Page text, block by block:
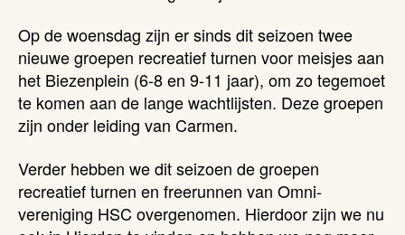
Op de woensdag zijn er sinds dit seizoen twee
nieuwe groepen recreatief turnen voor meisjes aan
het Biezenplein (6-8 en 9-11 jaar), om zo tegemoet
te komen aan de lange wachtlijsten. Deze groepen
zijn onder leiding van Carmen.
Verder hebben we dit seizoen de groepen
recreatief turnen en freerunnen van Omni-
vereniging HSC overgenomen. Hierdoor zijn we nu